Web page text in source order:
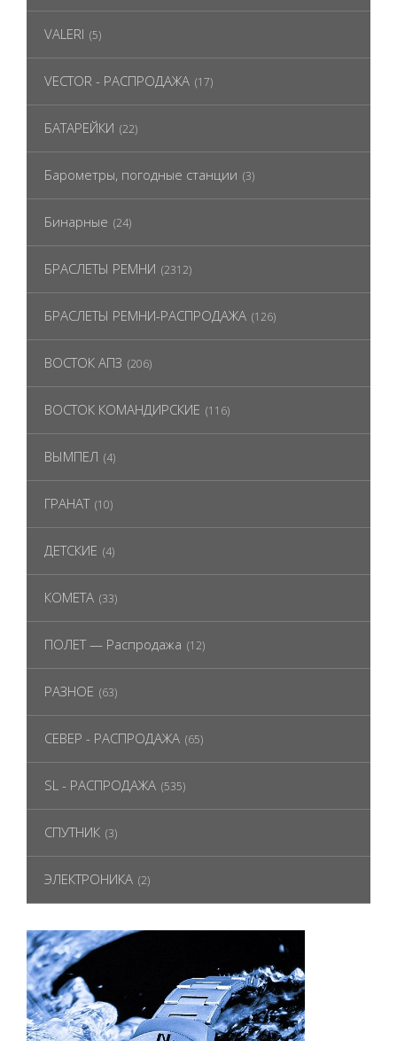
VALERI (5)
VECTOR - РАСПРОДАЖА (17)
БАТАРЕЙКИ (22)
Барометры, погодные станции (3)
Бинарные (24)
БРАСЛЕТЫ РЕМНИ (2312)
БРАСЛЕТЫ РЕМНИ-РАСПРОДАЖА (126)
ВОСТОК АПЗ (206)
ВОСТОК КОМАНДИРСКИЕ (116)
ВЫМПЕЛ (4)
ГРАНАТ (10)
ДЕТСКИЕ (4)
КОМЕТА (33)
ПОЛЕТ — Распродажа (12)
РАЗНОЕ (63)
СЕВЕР - РАСПРОДАЖА (65)
SL - РАСПРОДАЖА (535)
СПУТНИК (3)
ЭЛЕКТРОНИКА (2)